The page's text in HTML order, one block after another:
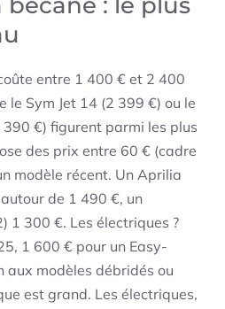
entre 1 400 € et 2 400
le Sym Jet 14 (2 399 €) ou le
€) figurent parmi les plus
des prix entre 60 € (cadre
modèle récent. Un Aprilia
de 1 490 €, un
1 300 €. Les électriques ?
1 600 € pour un Easy-
modèles débridés ou
est grand. Les électriques,